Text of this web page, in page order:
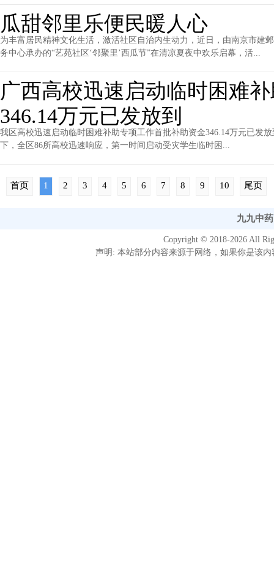
瓜甜邻里乐便民暖人心
为丰富居民精神文化生活，激活社区自治内生动力，近日，由南京市建
务中心承办的“艺苑社区‘邻聚里’西瓜节”在清凉夏夜中欢乐启幕，活...
广西高校迅速启动临时困难
346.14万元已发放到
我区高校迅速启动临时困难补助专项工作首批补助资金346.14万元已发
下，全区86所高校迅速响应，第一时间启动受灾学生临时困...
首页 1 2 3 4 5 6 7 8 9 10 尾页
九九中
Copyright © 2018-2026 All
声明: 本站部分内容来源于网络，如果你是该